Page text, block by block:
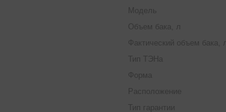
Модель
Объем бака, л
Фактический объем бака, л
Тип ТЭНа
Форма
Расположение
Тип гарантии